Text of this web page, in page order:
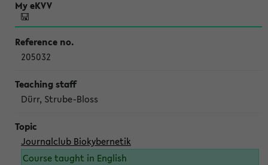
205032
Dürr, Strube-Bloss
Journalclub Biokybernetik
Course taught in English